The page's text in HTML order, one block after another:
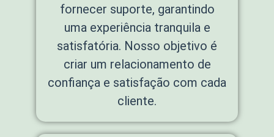
fornecer suporte, garantindo
uma experiência tranquila e
satisfatória. Nosso objetivo é
criar um relacionamento de
confiança e satisfação com cada
cliente.